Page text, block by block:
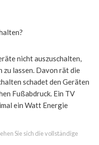
nicht auszuschalten,
zu lassen. Davon rät die
schadet den Geräten
Fußabdruck. Ein TV
ein Watt Energie
Sie sich die vollständige